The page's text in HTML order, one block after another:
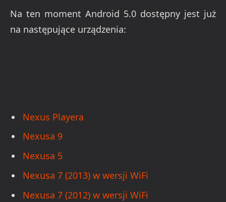
Na ten moment Android 5.0 dostępny jest już
na następujące urządzenia:
Nexus Playera
Nexusa 9
Nexusa 5
Nexusa 7 (2013) w wersji WiFi
Nexusa 7 (2012) w wersji WiFi